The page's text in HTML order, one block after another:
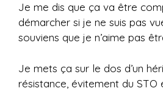
Je me dis que ça va être
démarcher si je ne suis pas
souviens que je n’aime pas
Je mets ça sur le dos d’un
résistance, évitement du STO